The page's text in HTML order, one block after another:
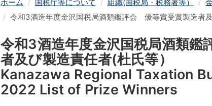
ホーム 国税庁等について 組織(国税局・税務署等）
令和3酒造年度金沢国税局酒類鑑評会 優等賞受賞製造者及
令和3酒造年度金沢国税局酒類
者及び製造責任者(杜氏等）
Kanazawa Regional Taxation
2022 List of Prize Winners